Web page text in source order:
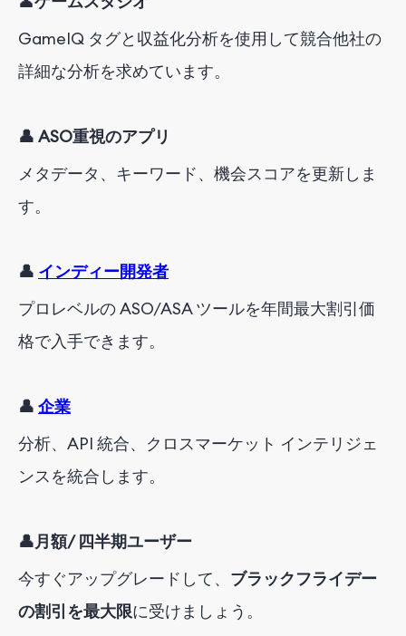
GameIQ タグと収益化分析を使用して競合他社の
詳細な分析を求めています。
👤 ASO重視のアプリ
メタデータ、キーワード、機会スコアを更新しま
す。
👤 インディー開発者
プロレベルの ASO/ASA ツールを年間最大割引価
格で入手できます。
👤 企業
分析、API 統合、クロスマーケット インテリジェ
ンスを統合します。
👤月額/ 四半期ユーザー
今すぐアップグレードして、 ブラックフライデー
の割引を最大限に受けましょう 。